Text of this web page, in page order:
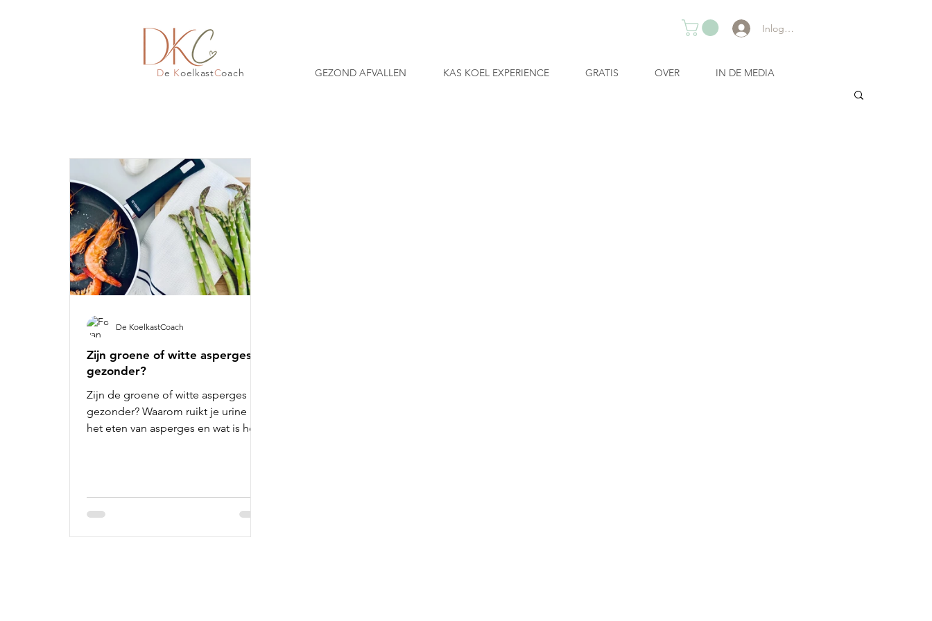
Inloggen
GEZOND AFVALLEN KAS KOEL EXPERIENCE GRATIS OVER IN DE MEDIA
De KoelkastCoach
Zijn groene of witte asperges
gezonder?
Zijn de groene of witte asperges
gezonder? Waarom ruikt je urine na
het eten van asperges en wat is het
De KoelkastCoach